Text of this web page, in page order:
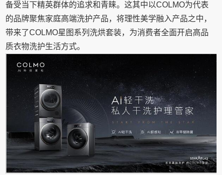
备受当下精英群体的追求和青睐。这其中以COLMO为代表
的品牌聚焦家庭高端洗护产品，将理性美学融入产品之中，
带来了COLMO星图系列洗烘套装，为消费者全面开启高品
质衣物洗护生活方式。